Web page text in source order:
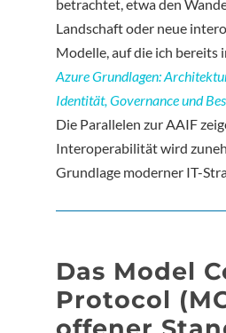
betrachtet, etwa den
Landschaft oder neue
Modelle, auf die ich bereits
Azure Grundlagen:
Identität, Governance und
Die Parallelen zur AAIF
Interoperabilität wird
Grundlage moderner IT-
Das Model
Protocol